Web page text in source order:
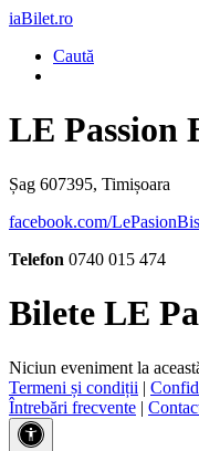
iaBilet.ro
Caută
LE Passion
Șag 607395, Timișoara
facebook.com/
Telefon 0740 015 474
Bilete LE
Niciun eveniment la
Termeni și condiții |
Întrebări frecvente |